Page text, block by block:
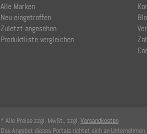
Alle Marken
Neu eingetroffen
Zuletzt angesehen
Produktliste vergleichen
* Alle Preise zzgl. MwSt., zzgl. Versandkosten
Das Angebot dieses Portals richtet sich an